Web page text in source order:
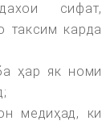
сифат,
таксим карда
ҳар як номи
медиҳад, ки